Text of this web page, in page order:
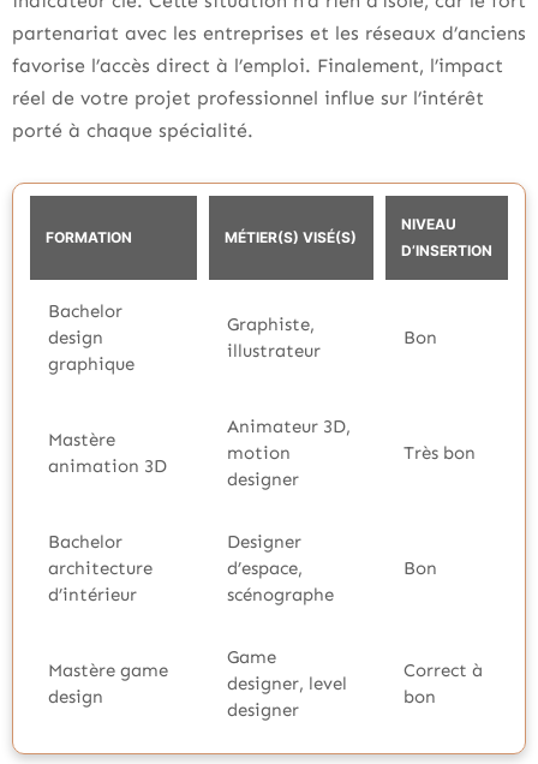
partenariat avec les entreprises et les réseaux d’anciens
favorise l’accès direct à l’emploi. Finalement, l’impact
réel de votre projet professionnel influe sur l’intérêt
porté à chaque spécialité.
FORMATION MÉTIER(S) VISÉ(S)
NIVEAU
D’INSERTION
Bachelor
design
graphique
Graphiste,
illustrateur
Bon
Mastère
animation 3D
Animateur 3D,
motion
designer
Très bon
Bachelor
architecture
d’intérieur
Designer
d’espace,
scénographe
Bon
Mastère game
design
Game
designer, level
designer
Correct à
bon